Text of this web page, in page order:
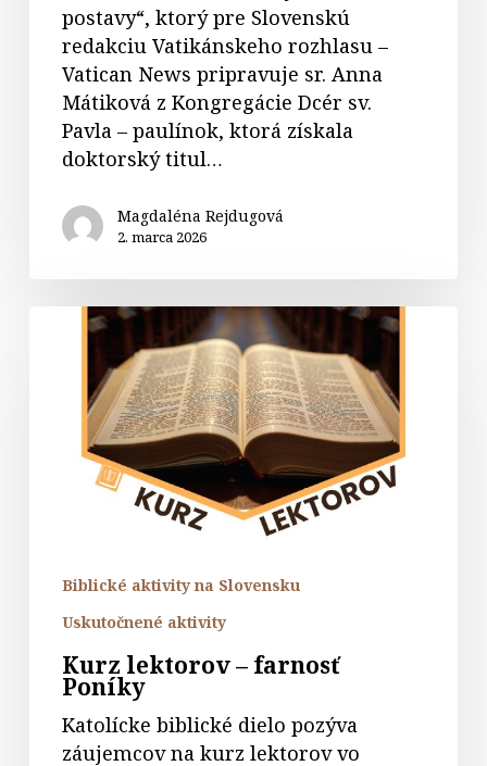
postavy“, ktorý pre Slovenskú
redakciu Vatikánskeho rozhlasu –
Vatican News pripravuje sr. Anna
Mátiková z Kongregácie Dcér sv.
Pavla – paulínok, ktorá získala
doktorský titul…
Magdaléna Rejdugová
2. marca 2026
lektorov
farnosť
Poníky
Biblické aktivity na Slovensku
Uskutočnené aktivity
Kurz lektorov – farnosť
Poníky
Katolícke biblické dielo pozýva
záujemcov na kurz lektorov vo